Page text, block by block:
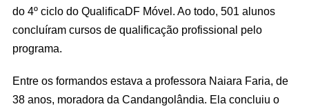
do 4º ciclo do QualificaDF Móvel. Ao todo, 501 alunos
concluíram cursos de qualificação profissional pelo
programa.
Entre os formandos estava a professora Naiara Faria, de
38 anos, moradora da Candangolândia. Ela concluiu o